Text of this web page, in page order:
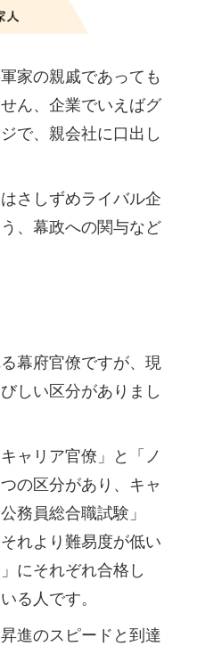
家の親戚であっても
ん、企業でいえばグ
で、親会社に口出し
さしずめライバル企
、幕政への関与など
幕府官僚ですが、現
しい区分がありまし
ャリア官僚」と「ノ
の区分があり、キャ
務員総合職試験」
れより難易度が低い
にそれぞれ合格し
る人です。
進のスピードと到達